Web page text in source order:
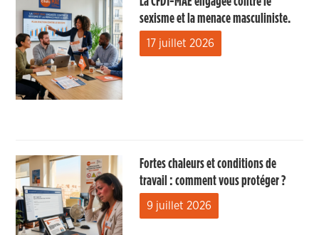
sexisme et la menace masculiniste.
17 juillet 2026
Fortes chaleurs et conditions de
travail : comment vous protéger ?
9 juillet 2026